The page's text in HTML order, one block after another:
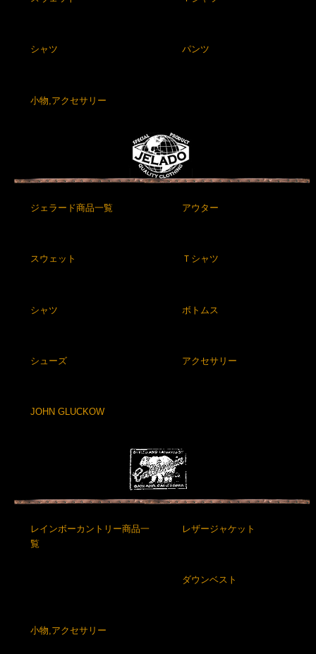
シャツ パンツ
小物,アクセサリー
ジェラード商品一覧 アウター
スウェット Ｔシャツ
シャツ ボトムス
シューズ アクセサリー
JOHN GLUCKOW
レインボーカントリー商品一
覧
レザージャケット
ダウンベスト
小物,アクセサリー